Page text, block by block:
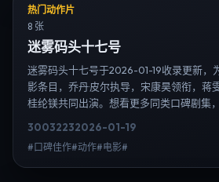
热门动作片
8 张
迷雾码头十七号
迷雾码头十七号于2026-01-19收录更新，
影条目，乔丹·皮尔执导，宋康昊领衔，蒋
桂纶镁共同出演。想看更多同类口碑剧集
息，延伸检索日韩电视剧、韩剧全集、日
30032232026-01-19
#口碑佳作#动作#电影#